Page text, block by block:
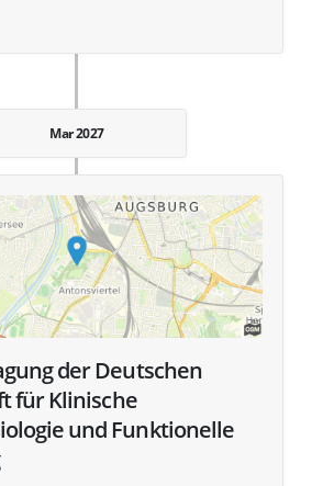
Mar 2027
der Deutschen
für Klinische
und Funktionelle